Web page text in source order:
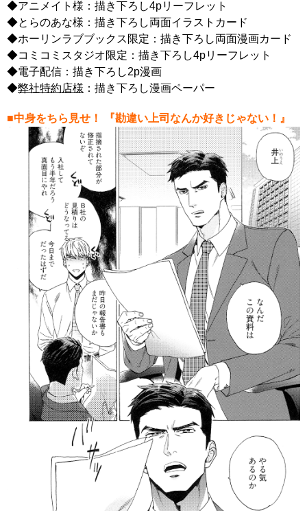
◆アニメイト様：描き下ろし4pリーフレット
◆とらのあな様：描き下ろし両面イラストカード
◆ホーリンラブブックス限定：描き下ろし両面漫画カード
◆コミコミスタジオ限定：描き下ろし4pリーフレット
◆電子配信：描き下ろし2p漫画
◆弊社特約店様 ：描き下ろし漫画ペーパー
■中身をちら見せ！ 『勘違い上司なんか好きじゃない！』